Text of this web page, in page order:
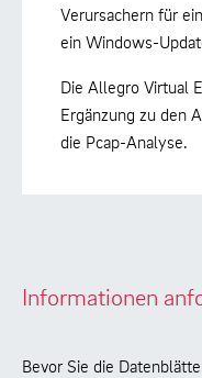
Verursachern für
ein Windows-
Die Allegro Virtual
Ergänzung zu den
die Pcap-Analyse.
Informationen
Bevor Sie die